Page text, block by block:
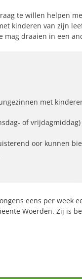
te willen helpen
kinderen van zijn
mag draaien in een
met
of
oor kunnen
eens per week
Woerden. Zij is